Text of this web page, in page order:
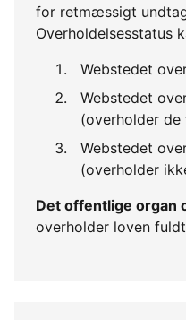
for retmæssigt
Overholdelsesstatus
Webstedet
Webstedet
(overholder de
Webstedet
(overholder
Det offentlige organ
overholder loven